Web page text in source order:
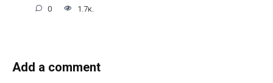
0 1.7к.
Add a comment